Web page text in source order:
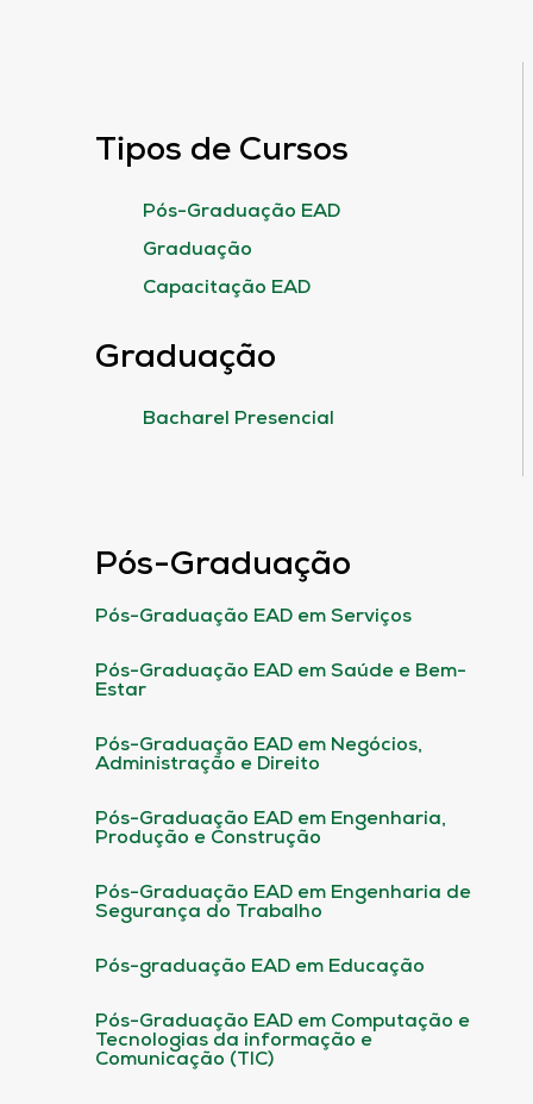
Tipos de Cursos
Pós-Graduação EAD
Graduação
Capacitação EAD
Graduação
Bacharel Presencial
Pós-Graduação
Pós-Graduação EAD em Serviços
Pós-Graduação EAD em Saúde e Bem-
Estar
Pós-Graduação EAD em Negócios,
Administração e Direito
Pós-Graduação EAD em Engenharia,
Produção e Construção
Pós-Graduação EAD em Engenharia de
Segurança do Trabalho
Pós-graduação EAD em Educação
Pós-Graduação EAD em Computação e
Tecnologias da informação e
Comunicação (TIC)